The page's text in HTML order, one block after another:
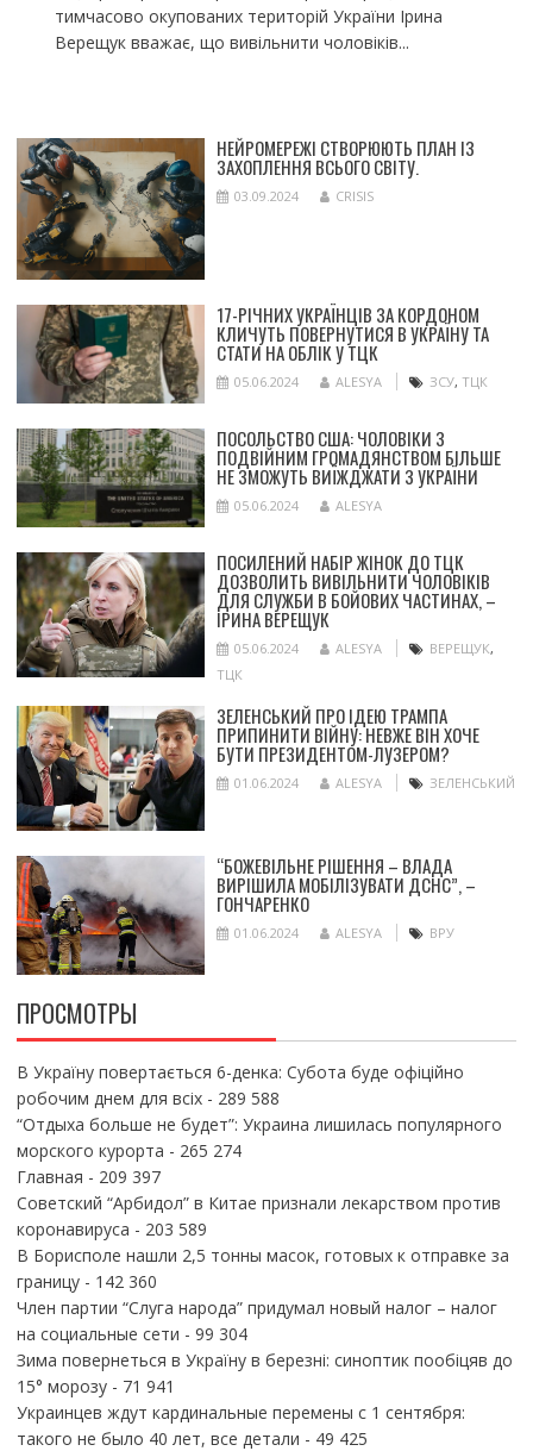
тимчасово окупованих територій України Ірина
Верещук вважає, що вивільнити чоловіків...
НЕЙРОМЕРЕЖІ СТВОРЮЮТЬ ПЛАН ІЗ
ЗАХОПЛЕННЯ ВСЬОГО СВІТУ.
03.09.2024 CRISIS
17-РІЧНИХ УКРАЇНЦІВ ЗА КОРДОНОМ
КЛИЧУТЬ ПОВЕРНУТИСЯ В УКРАЇНУ ТА
СТАТИ НА ОБЛІК У ТЦК
05.06.2024 ALESYA ЗСУ, ТЦК
ПОСОЛЬСТВО США: ЧОЛОВІКИ З
ПОДВІЙНИМ ГРОМАДЯНСТВОМ БІЛЬШЕ
НЕ ЗМОЖУТЬ ВИЇЖДЖАТИ З УКРАЇНИ
05.06.2024 ALESYA
ПОСИЛЕНИЙ НАБІР ЖІНОК ДО ТЦК
ДОЗВОЛИТЬ ВИВІЛЬНИТИ ЧОЛОВІКІВ
ДЛЯ СЛУЖБИ В БОЙОВИХ ЧАСТИНАХ, –
ІРИНА ВЕРЕЩУК
05.06.2024 ALESYA ВЕРЕЩУК,
ТЦК
ЗЕЛЕНСЬКИЙ ПРО ІДЕЮ ТРАМПА
ПРИПИНИТИ ВІЙНУ: НЕВЖЕ ВІН ХОЧЕ
БУТИ ПРЕЗИДЕНТОМ-ЛУЗЕРОМ?
01.06.2024 ALESYA ЗЕЛЕНСЬКИЙ
“БОЖЕВІЛЬНЕ РІШЕННЯ – ВЛАДА
ВИРІШИЛА МОБІЛІЗУВАТИ ДСНС”, –
ГОНЧАРЕНКО
01.06.2024 ALESYA ВРУ
ПРОСМОТРЫ
В Україну повертається 6-денка: Субота буде офіційно
робочим днем для всіх- 289 588
“Отдыха больше не будет”: Украина лишилась популярного
морского курорта - 265 274
Главная - 209 397
Советский “Арбидол” в Китае признали лекарством против
коронавируса - 203 589
В Борисполе нашли 2,5 тонны масок, готовых к отправке за
границу- 142 360
Член партии “Слуга народа” придумал новый налог – налог
на социальные сети - 99 304
Зима повернеться в Україну в березні: синоптик пообіцяв до
15° морозу- 71 941
Украинцев ждут кардинальные перемены с 1 сентября:
такого не было 40 лет, все детали - 49 425